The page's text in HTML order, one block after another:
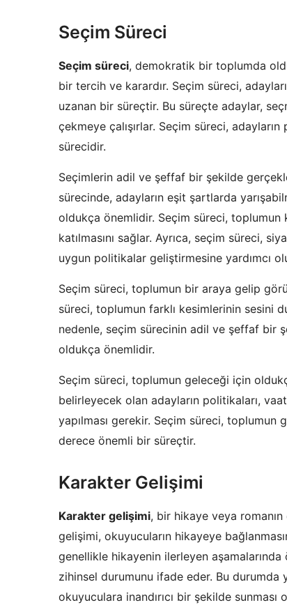
Seçim Süreci
Seçim süreci, demokratik bir toplumda
bir tercih ve karardır. Seçim süreci,
uzanan bir süreçtir. Bu süreçte adaylar,
çekmeye çalışırlar. Seçim süreci,
sürecidir.
Seçimlerin adil ve şeffaf bir şekilde
sürecinde, adayların eşit şartlarda
oldukça önemlidir. Seçim süreci, toplumun
katılmasını sağlar. Ayrıca, seçim süreci,
uygun politikalar geliştirmesine yardımcı
Seçim süreci, toplumun bir araya gelip
süreci, toplumun farklı kesimlerinin sesini
nedenle, seçim sürecinin adil ve şeffaf bir
oldukça önemlidir.
Seçim süreci, toplumun geleceği için
belirleyecek olan adayların politikaları,
yapılması gerekir. Seçim süreci,
derece önemli bir süreçtir.
Karakter Gelişimi
Karakter gelişimi, bir hikaye veya
gelişimi, okuyucuların hikayeye
genellikle hikayenin ilerleyen
zihinsel durumunu ifade eder. Bu durumda
okuyuculara inandırıcı bir şekilde sunması